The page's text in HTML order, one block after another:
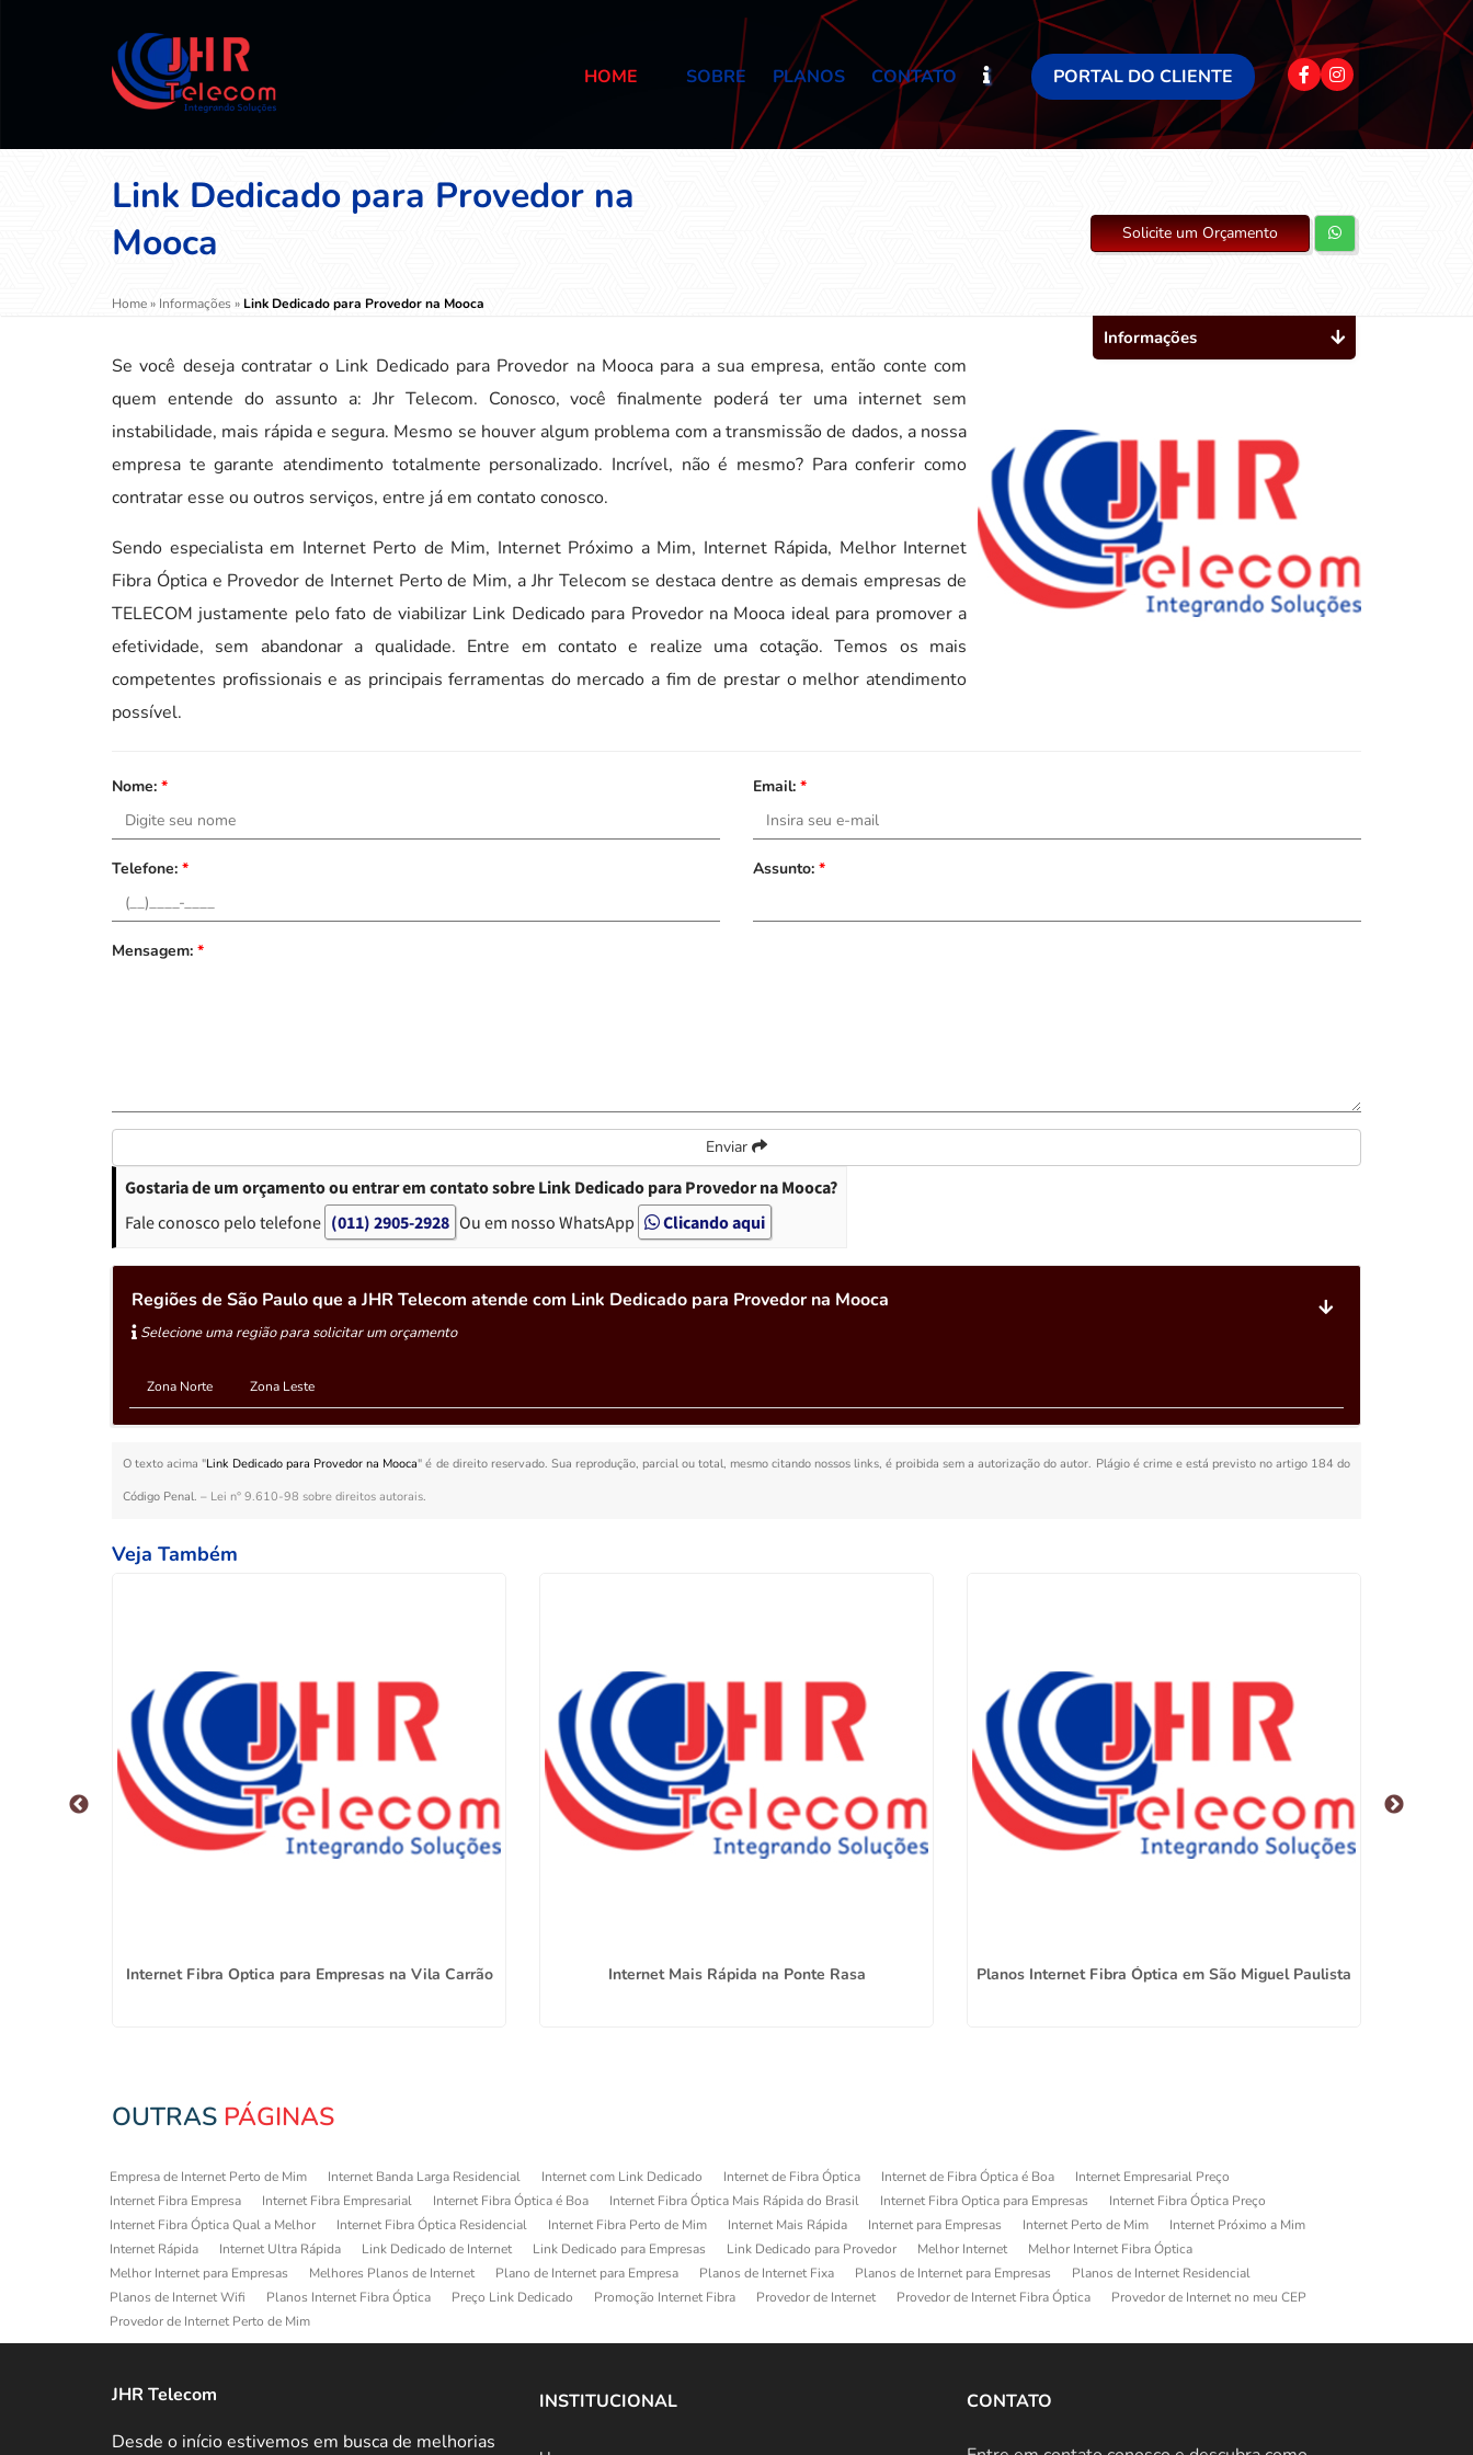
HOME SOBRE PLANOS CONTATO PORTAL DO CLIENTE
Link Dedicado para Provedor na
Mooca
Home» Informações »Link Dedicado para Provedor na Mooca
Solicite um Orçamento
Se você deseja contratar o Link Dedicado para Provedor na Mooca para a sua empresa, então conte com
quem entende do assunto a: Jhr Telecom. Conosco, você finalmente poderá ter uma internet sem
instabilidade, mais rápida e segura. Mesmo se houver algum problema com a transmissão de dados, a nossa
empresa te garante atendimento totalmente personalizado. Incrível, não é mesmo? Para conferir como
contratar esse ou outros serviços, entre já em contato conosco.
Sendo especialista em Internet Perto de Mim, Internet Próximo a Mim, Internet Rápida, Melhor Internet
Fibra Óptica e Provedor de Internet Perto de Mim, a Jhr Telecom se destaca dentre as demais empresas de
TELECOM justamente pelo fato de viabilizar Link Dedicado para Provedor na Mooca ideal para promover a
efetividade, sem abandonar a qualidade. Entre em contato e realize uma cotação. Temos os mais
competentes profissionais e as principais ferramentas do mercado a fim de prestar o melhor atendimento
possível.
Nome: * Email: *
Telefone: * Assunto: *
Mensagem: *
Enviar
Gostaria de um orçamento ou entrar em contato sobre Link Dedicado para Provedor na Mooca?
Fale conosco pelo telefone (011) 2905-2928 Ou em nosso WhatsApp Clicando aqui
Regiões de São Paulo que a JHR Telecom atende com Link Dedicado para Provedor na Mooca
Selecione uma região para solicitar um orçamento
Zona Norte Zona Leste
O texto acima "Link Dedicado para Provedor na Mooca" é de direito reservado. Sua reprodução, parcial ou total, mesmo citando nossos links, é proibida sem a autorização do autor. Plágio é crime e está previsto no artigo 184 do
Código Penal. – Lei n° 9.610-98 sobre direitos autorais.
Informações
Veja Também
Internet Fibra Optica para Empresas na Vila Carrão Internet Mais Rápida na Ponte Rasa Planos Internet Fibra Óptica em São Miguel Paulista
OUTRAS PÁGINAS
Empresa de Internet Perto de Mim Internet Banda Larga Residencial Internet com Link Dedicado Internet de Fibra Óptica Internet de Fibra Óptica é Boa
Internet Empresarial Preço
Internet Fibra Empresa
Internet Fibra Empresarial Internet Fibra Óptica é Boa Internet Fibra Óptica Mais Rápida do Brasil Internet Fibra Optica para Empresas
Internet Fibra Óptica Preço
Internet Fibra Óptica Qual a Melhor
Internet Fibra Óptica Residencial Internet Fibra Perto de Mim Internet Mais Rápida Internet para Empresas Internet Perto de Mim
Internet Próximo a Mim
Internet Rápida
Internet Ultra Rápida Link Dedicado de Internet Link Dedicado para Empresas Link Dedicado para Provedor Melhor Internet
Melhor Internet Fibra Óptica
Melhor Internet para Empresas
Melhores Planos de Internet Plano de Internet para Empresa Planos de Internet Fixa Planos de Internet para Empresas
Planos de Internet Residencial
Planos de Internet Wifi
Planos Internet Fibra Óptica Preço Link Dedicado Promoção Internet Fibra Provedor de Internet Provedor de Internet Fibra Óptica
Provedor de Internet no meu CEP
Provedor de Internet Perto de Mim
JHR Telecom
Desde o início estivemos em busca de melhorias
INSTITUCIONAL CONTATO